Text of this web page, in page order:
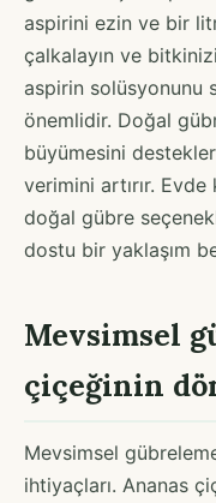
aspirini ezin ve bir
çalkalayın ve
aspirin solüsyonunu
önemlidir. Doğal
büyümesini
verimini artırır.
doğal gübre
dostu bir yaklaşım
Mevsimsel
çiçeğinin
Mevsimsel
ihtiyaçları. Ananas